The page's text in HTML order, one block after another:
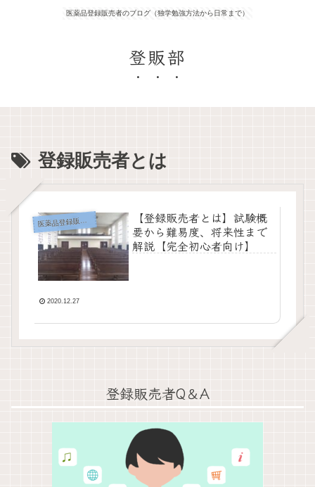
医薬品登録販売者のブログ（独学勉強方法から日常まで）
登販部
登録販売者とは
医薬品登録販売者って何？
【登録販売者とは】試験概
要から難易度、将来性まで
解説【完全初心者向け】
2020.12.27
登録販売者Q＆A